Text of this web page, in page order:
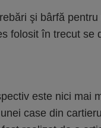
şi bârfă
folosit în trecut se
este nici mai
case din